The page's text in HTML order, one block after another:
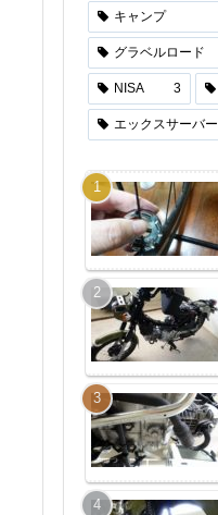
キャンプ
グラベルロード
NISA 3
エックスサーバー